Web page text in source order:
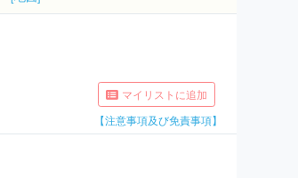
マイリストに追加
【注意事項及び免責事項】